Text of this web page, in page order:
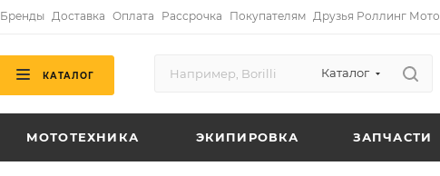
Бренды Доставка Оплата Рассрочка Покупателям Друзья Роллинг Мото
КАТАЛОГ Каталог
МОТОТЕХНИКА ЭКИПИРОВКА ЗАПЧАСТИ